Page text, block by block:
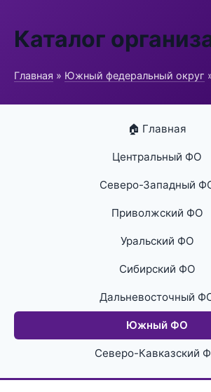
Каталог
Главная » Южный федеральный округ
🏠 Главная
Центральный ФО
Северо-Западный
Приволжский ФО
Уральский ФО
Сибирский ФО
Дальневосточный
Южный ФО
Северо-Кавказский